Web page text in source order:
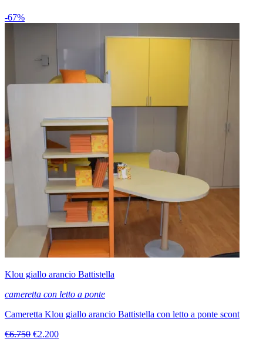
-67%
Klou giallo arancio Battistella
cameretta con letto a ponte
Cameretta Klou giallo arancio Battistella con letto a ponte scont
€6.750 €2.200